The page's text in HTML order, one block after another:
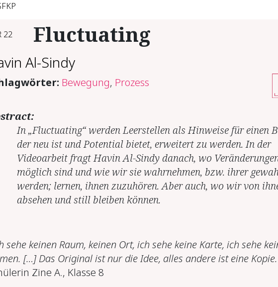
22 Fluctuating
Al-Sindy
Bewegung, Prozess
In „Fluctuating“ werden Leerstellen als Hinweise für einen
der neu ist und Potential bietet, erweitert zu werden. In der
Videoarbeit fragt Havin Al-Sindy danach, wo
möglich sind und wie wir sie wahrnehmen, bzw. ihrer
werden; lernen, ihnen zuzuhören. Aber auch, wo wir von
absehen und still bleiben können.
sehe keinen Raum, keinen Ort, ich sehe keine Karte, ich sehe
[…] Das Original ist nur die Idee, alles andere ist eine
Zine A., Klasse 8